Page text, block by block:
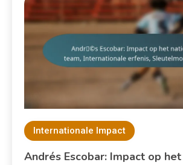
Internationale Impact
Andrés Escobar: Impact op